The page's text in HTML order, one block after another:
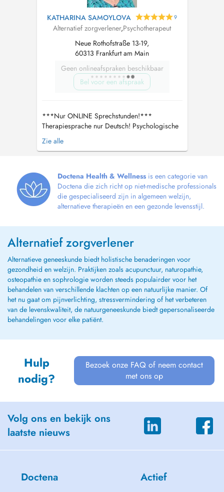
KATHARINA SAMOYLOVA 9
Alternatief zorgverlener,Psychotherapeut
Neue Rothofstraße 13-19,
60313 Frankfurt am Main
Geen onlineafspraken beschikbaar
Bel voor een afspraak
***Nur ONLINE Sprechstunden!***
Therapiesprache nur Deutsch! Psychologische
Beratung für Frauen nach toxischen
Beziehungen Liebe Klientin, ich freue mich
hauptsächlich an Frauen, die Opfer von
narzisst...
Zie alle
Doctena Health & Wellness is een categorie van
Doctena die zich richt op niet-medische professionals
die gespecialiseerd zijn in algemeen welzijn,
alternatieve therapieën en een gezonde levensstijl.
Alternatief zorgverlener
Alternatieve geneeskunde biedt holistische benaderingen voor
gezondheid en welzijn. Praktijken zoals acupunctuur, naturopathie,
osteopathie en sophrologie worden steeds populairder voor het
behandelen van verschillende klachten op een natuurlijke manier. Of
het nu gaat om pijnverlichting, stressvermindering of het verbeteren
van de levenskwaliteit, de natuurgeneeskunde biedt gepersonaliseerde
behandelingen voor elke patiënt.
Hulp
nodig?
Bezoek onze FAQ of neem contact
met ons op
Volg ons en bekijk ons
laatste nieuws
Doctena Actief